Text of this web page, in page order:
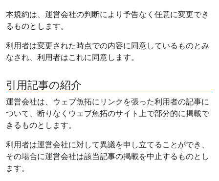
本規約は、運営会社の判断により予告なく任意に変更でき
るものとします。
利用者は変更された時点での内容に同意しているものとみ
なされ、利用者はこれに同意します。
引用記事の紹介
運営会社は、ウェブ魚拓にリンクを張った利用者の記事に
ついて、断りなくウェブ魚拓のサイト上で部分的に掲載で
きるものとします。
利用者は運営会社に対して異議を申し立てることができ、
その場合に運営会社は該当記事の掲載を中止するものとし
ます。